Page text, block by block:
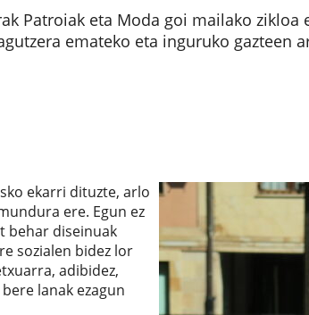
Patroiak eta Moda goi mailako
emateko eta inguruko gazteen
ekarri dituzte, arlo
ere. Egun ez
behar diseinuak
sozialen bidez lor
adibidez,
lanak ezagun